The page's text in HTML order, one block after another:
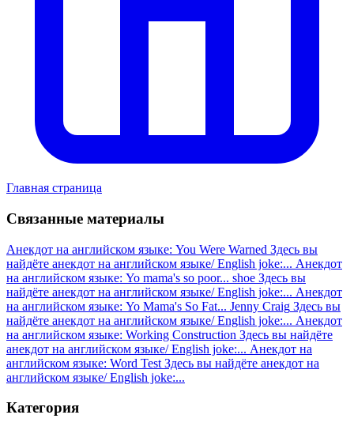
Главная страница
Связанные материалы
Анекдот на английском языке: You Were Warned Здесь вы
найдёте анекдот на английском языке/ English joke:... Анекдот
на английском языке: Yo mama's so poor... shoe Здесь вы
найдёте анекдот на английском языке/ English joke:... Анекдот
на английском языке: Yo Mama's So Fat... Jenny Craig Здесь вы
найдёте анекдот на английском языке/ English joke:... Анекдот
на английском языке: Working Construction Здесь вы найдёте
анекдот на английском языке/ English joke:... Анекдот на
английском языке: Word Test Здесь вы найдёте анекдот на
английском языке/ English joke:...
Категория